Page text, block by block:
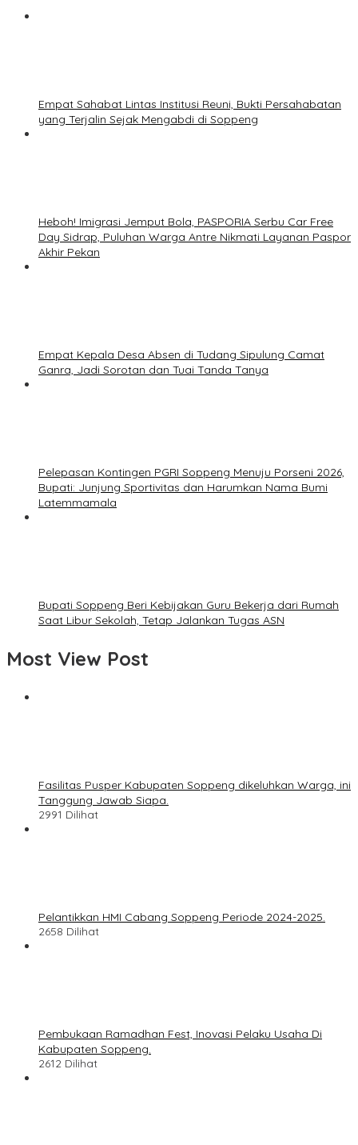
Empat Sahabat Lintas Institusi Reuni, Bukti Persahabatan
yang Terjalin Sejak Mengabdi di Soppeng
Heboh! Imigrasi Jemput Bola, PASPORIA Serbu Car Free
Day Sidrap, Puluhan Warga Antre Nikmati Layanan Paspor
Akhir Pekan
Empat Kepala Desa Absen di Tudang Sipulung Camat
Ganra, Jadi Sorotan dan Tuai Tanda Tanya
Pelepasan Kontingen PGRI Soppeng Menuju Porseni 2026,
Bupati: Junjung Sportivitas dan Harumkan Nama Bumi
Latemmamala
Bupati Soppeng Beri Kebijakan Guru Bekerja dari Rumah
Saat Libur Sekolah, Tetap Jalankan Tugas ASN
Most View Post
Fasilitas Pusper Kabupaten Soppeng dikeluhkan Warga, ini
Tanggung Jawab Siapa.
2991 Dilihat
Pelantikkan HMI Cabang Soppeng Periode 2024-2025.
2658 Dilihat
Pembukaan Ramadhan Fest, Inovasi Pelaku Usaha Di
Kabupaten Soppeng.
2612 Dilihat